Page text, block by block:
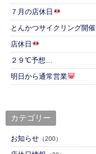
７月の店休日
とんかつサイクリング開催
店休日
２９℃予想…
明日から通常営業
カテゴリー
お知らせ （200）